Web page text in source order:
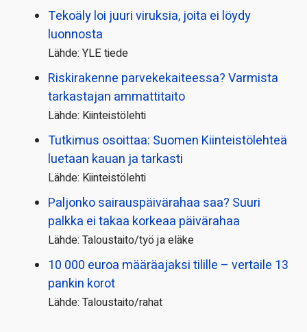
Tekoäly loi juuri viruksia, joita ei löydy
luonnosta
Lähde: YLE tiede
Riskirakenne parvekekaiteessa? Varmista
tarkastajan ammattitaito
Lähde: Kiinteistölehti
Tutkimus osoittaa: Suomen Kiinteistölehteä
luetaan kauan ja tarkasti
Lähde: Kiinteistölehti
Paljonko sairauspäivä­rahaa saa? Suuri
palkka ei takaa korkeaa päivärahaa
Lähde: Taloustaito/työ ja eläke
10 000 euroa määräajaksi tilille – vertaile 13
pankin korot
Lähde: Taloustaito/rahat